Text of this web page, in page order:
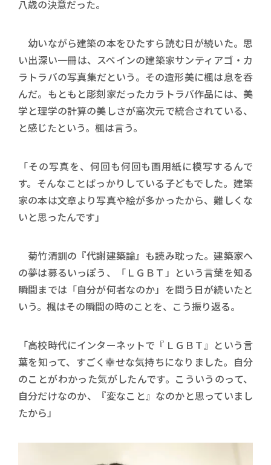
八歳の決意だった。
幼いながら建築の本をひたすら読む日が続いた。思
い出深い一冊は、スペインの建築家サンティアゴ・カ
ラトラバの写真集だという。その造形美に楓は息を呑
んだ。もともと彫刻家だったカラトラバ作品には、美
学と理学の計算の美しさが高次元で統合されている、
と感じたという。楓は言う。
「その写真を、何回も何回も画用紙に模写するんで
す。そんなことばっかりしている子どもでした。建築
家の本は文章より写真や絵が多かったから、難しくな
いと思ったんです」
菊竹清訓の『代謝建築論』も読み耽った。建築家へ
の夢は募るいっぽう、「ＬＧＢＴ」という言葉を知る
瞬間までは「自分が何者なのか」を問う日が続いたと
いう。楓はその瞬間の時のことを、こう振り返る。
「高校時代にインターネットで『ＬＧＢＴ』という言
葉を知って、すごく幸せな気持ちになりました。自分
のことがわかった気がしたんです。こういうのって、
自分だけなのか、『変なこと』なのかと思っていまし
たから」